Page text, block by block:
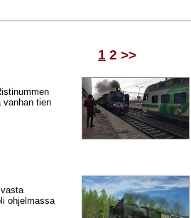
1 2 >>
vanhan tien
ohjelmassa